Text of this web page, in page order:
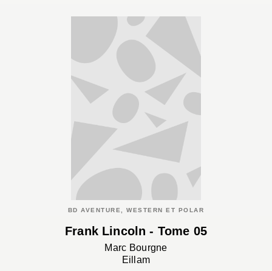
BD AVENTURE, WESTERN ET POLAR
Frank Lincoln - Tome 05
Marc Bourgne
Eillam